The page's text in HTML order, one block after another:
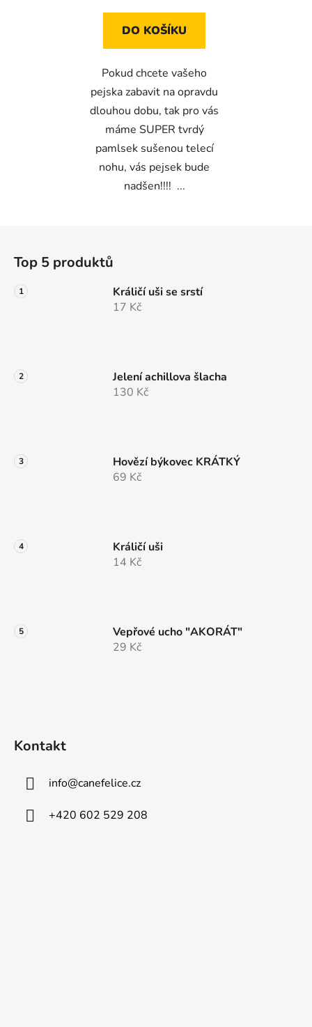
5,0
z
hvězdiček.
DO KOŠÍKU
Pokud chcete vašeho
pejska zabavit na opravdu
dlouhou dobu, tak pro vás
máme SUPER tvrdý
pamlsek sušenou telecí
nohu, vás pejsek bude
nadšen!!!! ...
Top 5 produktů
Králičí uši se srstí
17 Kč
Jelení achillova šlacha
130 Kč
Hovězí býkovec KRÁTKÝ
69 Kč
Králičí uši
14 Kč
Vepřové ucho "AKORÁT"
29 Kč
Kontakt
info@canefelice.cz
+420 602 529 208